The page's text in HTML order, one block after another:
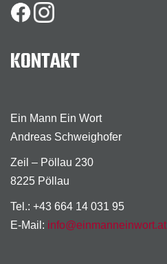
KONTAKT
Ein Mann Ein Wort
Andreas Schweighofer
Zeil – Pöllau 230
8225 Pöllau
Tel.: +43 664 14 031 95
E-Mail: info@einmanneinwort.at